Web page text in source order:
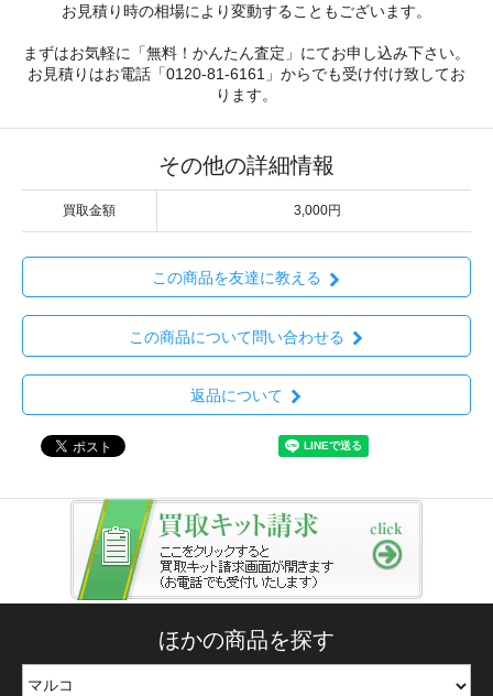
お見積り時の相場により変動することもございます。
まずはお気軽に「無料！かんたん査定」にてお申し込み下さい。
お見積りはお電話「0120-81-6161」からでも受け付け致してお
ります。
その他の詳細情報
買取金額 3,000円
この商品を友達に教える
この商品について問い合わせる
返品について
ほかの商品を探す